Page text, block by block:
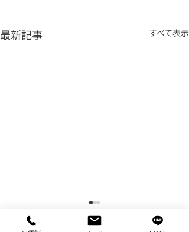
最新記事 すべて表示